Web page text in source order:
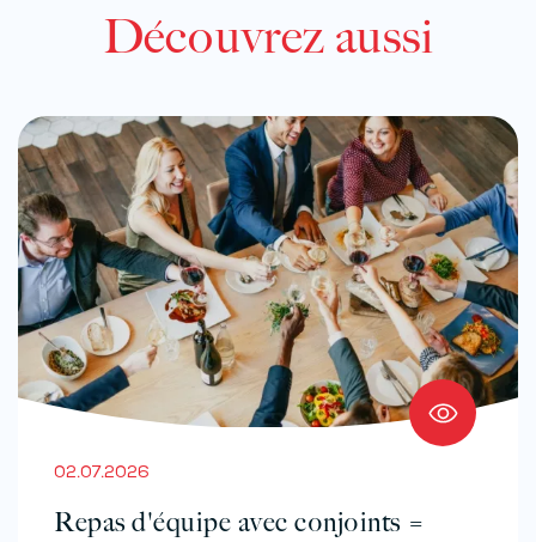
Découvrez aussi
02.07.2026
Repas d'équipe avec conjoints =